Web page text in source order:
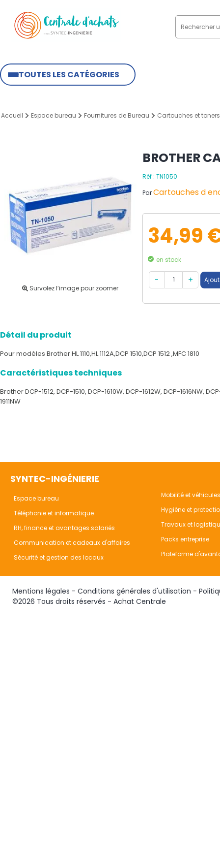
TOUTES LES CATÉGORIES
Accueil Espace bureau Fournitures de Bureau Cartouches et toners
Survolez l’image pour zoomer
BROTHER
Réf : TN1050
ParCartouches d
34,99
en stock
Détail du produit
Pour modèles Brother HL 1110,HL 1112A,DCP 1510,DCP 1512 ,MFC 1810
Caractéristiques techniques
Brother DCP-1512, DCP-1510, DCP-1610W, DCP-1612W, DCP-1616NW, DCP-
1911NW
SYNTEC-INGÉNIERIE
Espace bureau
Téléphonie et informatique
RH, finance et avantages salariés
Communication et cadeaux d'affaires
Sécurité et gestion des locaux
Mobilité et véhicules
Hygiène et
Travaux et
Packs entreprise
Plateforme
Mentions légales - Conditions générales d'utilisation -
©2026 Tous droits réservés - Achat Centrale